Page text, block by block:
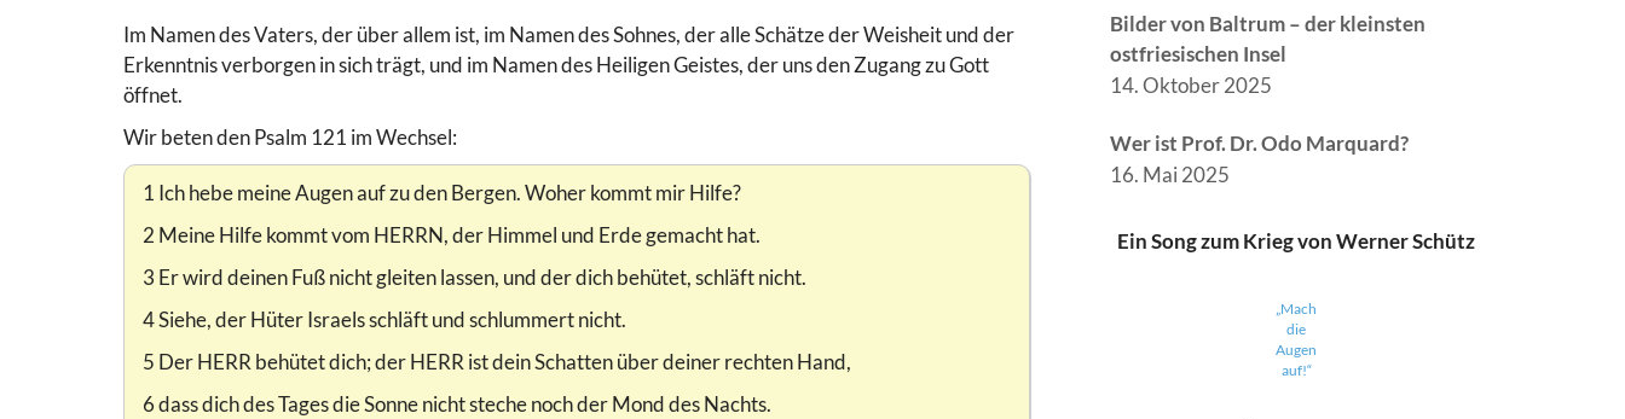
Im Namen des Vaters, der über allem ist, im Namen des Sohnes, der alle Schätze der Weisheit und der
Erkenntnis verborgen in sich trägt, und im Namen des Heiligen Geistes, der uns den Zugang zu Gott
öffnet.
Wir beten den Psalm 121 im Wechsel:
1 Ich hebe meine Augen auf zu den Bergen. Woher kommt mir Hilfe?
2 Meine Hilfe kommt vom HERRN, der Himmel und Erde gemacht hat.
3 Er wird deinen Fuß nicht gleiten lassen, und der dich behütet, schläft nicht.
4 Siehe, der Hüter Israels schläft und schlummert nicht.
5 Der HERR behütet dich; der HERR ist dein Schatten über deiner rechten Hand,
6 dass dich des Tages die Sonne nicht steche noch der Mond des Nachts.
Bilder von Baltrum – der kleinsten
ostfriesischen Insel
14. Oktober 2025
Wer ist Prof. Dr. Odo Marquard?
16. Mai 2025
Ein Song zum Krieg von Werner Schütz
„Mach
die
Augen
auf!“